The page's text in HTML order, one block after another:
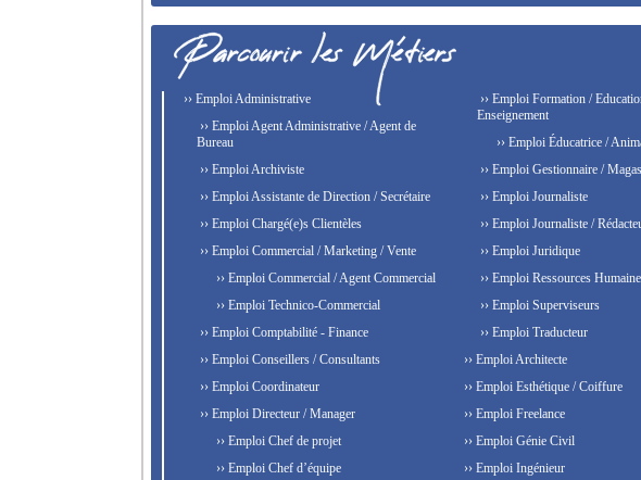
›› Emploi Administrative
›› Emploi Agent Administrative / Agent de
Bureau
›› Emploi Archiviste
›› Emploi Assistante de Direction / Secrétaire
›› Emploi Chargé(e)s Clientèles
›› Emploi Commercial / Marketing / Vente
›› Emploi Commercial / Agent Commercial
›› Emploi Technico-Commercial
›› Emploi Comptabilité - Finance
›› Emploi Conseillers / Consultants
›› Emploi Coordinateur
›› Emploi Directeur / Manager
›› Emploi Chef de projet
›› Emploi Chef d’équipe
›› Emploi Formation /
Enseignement
›› Emploi Éducatrice /
›› Emploi Gestionnaire /
›› Emploi Journaliste
›› Emploi Journaliste /
›› Emploi Juridique
›› Emploi Ressources
›› Emploi Superviseurs
›› Emploi Traducteur
›› Emploi Architecte
›› Emploi Esthétique / Coiffure
›› Emploi Freelance
›› Emploi Génie Civil
›› Emploi Ingénieur